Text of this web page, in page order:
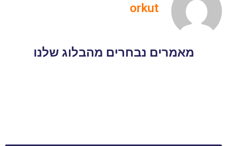
orkut
מאמרים נבחרים מהבלוג שלנו